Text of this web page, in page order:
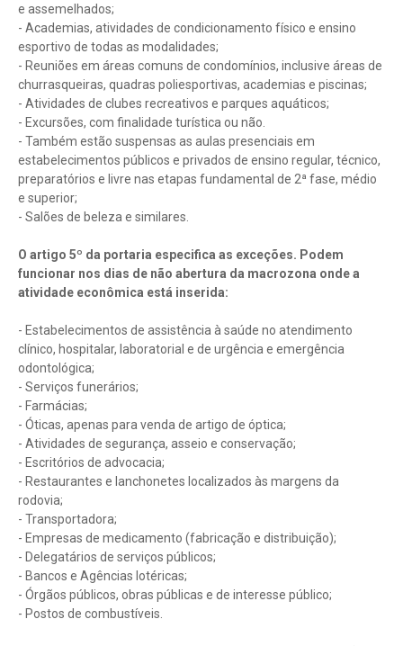
e assemelhados;
- Academias, atividades de condicionamento físico e ensino
esportivo de todas as modalidades;
- Reuniões em áreas comuns de condomínios, inclusive áreas de
churrasqueiras, quadras poliesportivas, academias e piscinas;
- Atividades de clubes recreativos e parques aquáticos;
- Excursões, com finalidade turística ou não.
- Também estão suspensas as aulas presenciais em
estabelecimentos públicos e privados de ensino regular, técnico,
preparatórios e livre nas etapas fundamental de 2ª fase, médio
e superior;
- Salões de beleza e similares.
O artigo 5º da portaria especifica as exceções. Podem
funcionar nos dias de não abertura da macrozona onde a
atividade econômica está inserida:
- Estabelecimentos de assistência à saúde no atendimento
clínico, hospitalar, laboratorial e de urgência e emergência
odontológica;
- Serviços funerários;
- Farmácias;
- Óticas, apenas para venda de artigo de óptica;
- Atividades de segurança, asseio e conservação;
- Escritórios de advocacia;
- Restaurantes e lanchonetes localizados às margens da
rodovia;
- Transportadora;
- Empresas de medicamento (fabricação e distribuição);
- Delegatários de serviços públicos;
- Bancos e Agências lotéricas;
- Órgãos públicos, obras públicas e de interesse público;
- Postos de combustíveis.